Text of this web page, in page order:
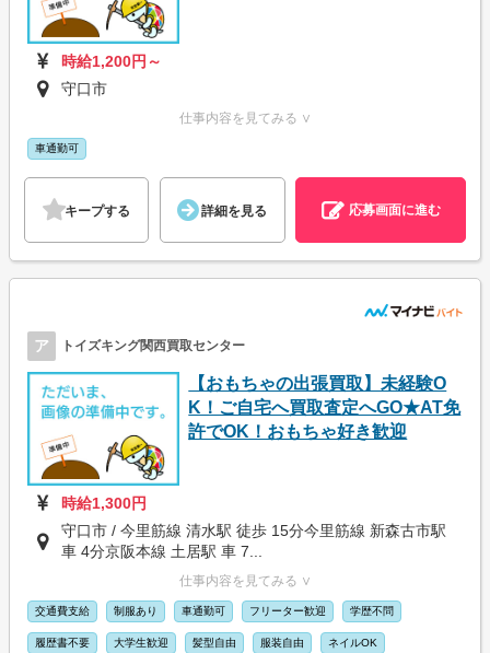
時給1,200円～
守口市
仕事内容を見てみる ∨
車通勤可
キープする 詳細を見る 応募画面に進む
ア トイズキング関西買取センター
【おもちゃの出張買取】未経験O
K！ご自宅へ買取査定へGO★AT免
許でOK！おもちゃ好き歓迎
時給1,300円
守口市 / 今里筋線 清水駅 徒歩 15分今里筋線 新森古市駅
車 4分京阪本線 土居駅 車 7...
仕事内容を見てみる ∨
交通費支給 制服あり 車通勤可 フリーター歓迎 学歴不問
履歴書不要 大学生歓迎 髪型自由 服装自由 ネイルOK